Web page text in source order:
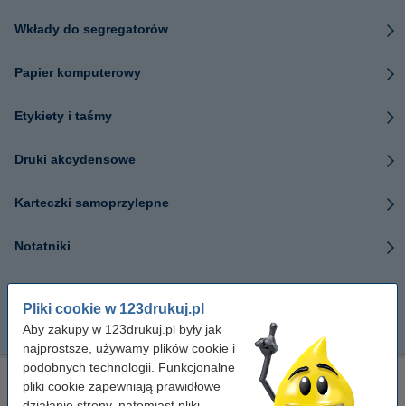
Pliki cookie w 123drukuj.pl
Aby zakupy w 123drukuj.pl były jak
najprostsze, używamy plików cookie i
podobnych technologii. Funkcjonalne
pliki cookie zapewniają prawidłowe
Wkłady do segregatorów
Papier komputerowy
Etykiety i taśmy
Druki akcydensowe
Karteczki samoprzylepne
Notatniki
Papier kancelaryjny
Zamów papier do drukarki - różne rodzaje,